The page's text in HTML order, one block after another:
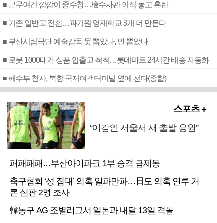
■ 근무여건 깜깜이 중수청…檢수사관 이직 놓고 혼란
■ 기존 일반고 전환…과기원 영재학교 3개 더 만든다
■ 부산시립극단 예술감독 못 뽑았나, 안 뽑았나
■ 로봇 1000대가 상품 입출고 척척…롯데마트 24시간 배송 자동화
■ 해수부 청사, 북항 국제여객터미널 옆에 선다(종합)
스포츠 +
“이강인 서울서 새 출발 응원”
패패패패…부산아이파크 1부 승격 급제동
축구협회 ‘성 접대’ 의혹 일파만파…日도 의혹 연루 거
론 심판 2명 조사
韓농구 AG 조별리그서 일본과 내달 13일 격돌